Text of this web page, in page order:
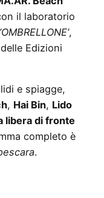
il laboratorio
,
delle Edizioni
e spiagge,
, Hai Bin, Lido
libera di fronte
completo è
.